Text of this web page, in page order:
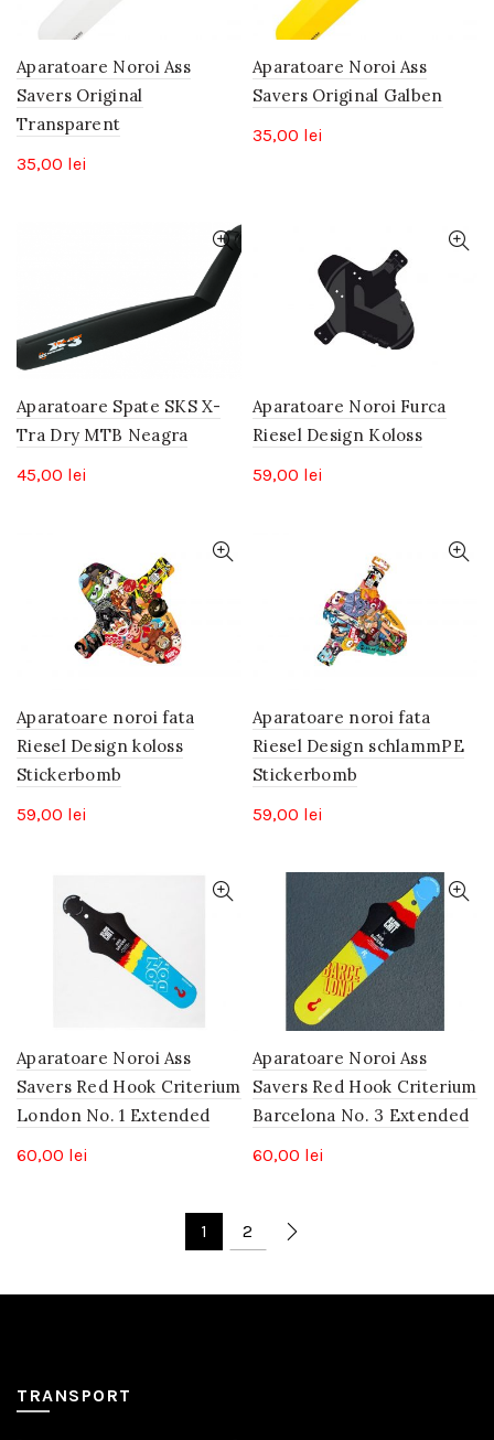
Aparatoare Noroi Ass
Savers Original
Transparent
35,00 lei
Aparatoare Noroi Ass
Savers Original Galben
35,00 lei
Aparatoare Spate SKS X-
Tra Dry MTB Neagra
45,00 lei
Aparatoare Noroi Furca
Riesel Design Koloss
59,00 lei
Aparatoare noroi fata
Riesel Design koloss
Stickerbomb
59,00 lei
Aparatoare noroi fata
Riesel Design schlammPE
Stickerbomb
59,00 lei
Aparatoare Noroi Ass
Savers Red Hook Criterium
London No. 1 Extended
60,00 lei
Aparatoare Noroi Ass
Savers Red Hook Criterium
Barcelona No. 3 Extended
60,00 lei
1 2
TRANSPORT